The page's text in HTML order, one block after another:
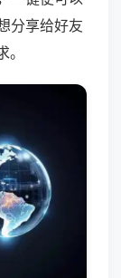
分享给好友